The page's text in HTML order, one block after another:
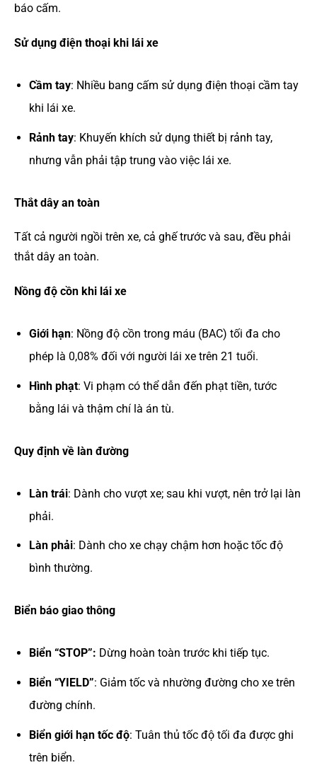
báo cấm.
Sử dụng điện thoại khi lái xe
Cầm tay: Nhiều bang cấm sử dụng điện thoại cầm tay
khi lái xe.
Rảnh tay: Khuyến khích sử dụng thiết bị rảnh tay,
nhưng vẫn phải tập trung vào việc lái xe.
Thắt dây an toàn
Tất cả người ngồi trên xe, cả ghế trước và sau, đều phải
thắt dây an toàn.
Nồng độ cồn khi lái xe
Giới hạn: Nồng độ cồn trong máu (BAC) tối đa cho
phép là 0,08% đối với người lái xe trên 21 tuổi.
Hình phạt: Vi phạm có thể dẫn đến phạt tiền, tước
bằng lái và thậm chí là án tù.
Quy định về làn đường
Làn trái: Dành cho vượt xe; sau khi vượt, nên trở lại làn
phải.
Làn phải: Dành cho xe chạy chậm hơn hoặc tốc độ
bình thường.
Biển báo giao thông
Biển “STOP”: Dừng hoàn toàn trước khi tiếp tục.
Biển “YIELD”: Giảm tốc và nhường đường cho xe trên
đường chính.
Biển giới hạn tốc độ: Tuân thủ tốc độ tối đa được ghi
trên biển.